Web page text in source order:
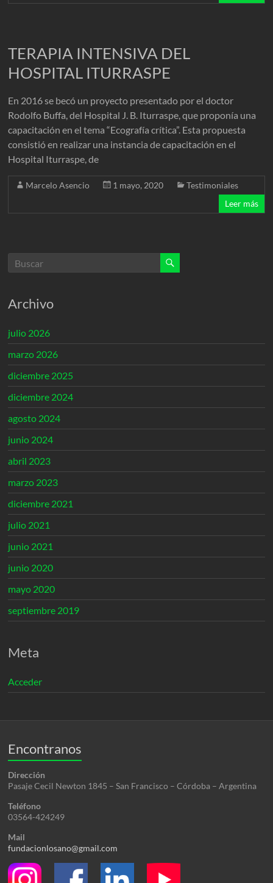
TERAPIA INTENSIVA DEL
HOSPITAL ITURRASPE
En 2016 se becó un proyecto presentado por el doctor
Rodolfo Buffa, del Hospital J. B. Iturraspe, que proponía una
capacitación en el tema “Ecografía crítica”. Esta propuesta
consistió en realizar una instancia de capacitación en el
Hospital Iturraspe, de
Marcelo Asencio 1 mayo, 2020
Testimoniales
Leer más
Archivo
julio 2026
marzo 2026
diciembre 2025
diciembre 2024
agosto 2024
junio 2024
abril 2023
marzo 2023
diciembre 2021
julio 2021
junio 2021
junio 2020
mayo 2020
septiembre 2019
Meta
Acceder
Encontranos
Dirección
Pasaje Cecil Newton 1845 – San Francisco – Córdoba – Argentina
Teléfono
03564-424249
Mail
fundacionlosano@gmail.com